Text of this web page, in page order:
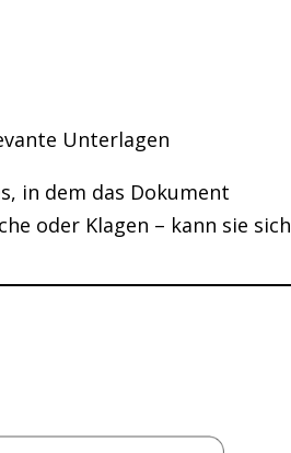
Unterlagen
in dem das Dokument
oder Klagen – kann sie sich